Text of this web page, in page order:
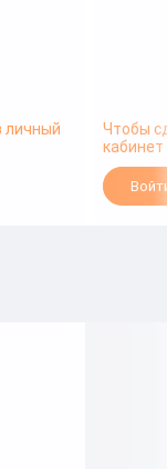
личный
Чтобы
кабинет